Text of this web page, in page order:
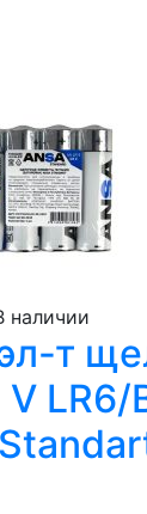
наличии
т
V LR6/